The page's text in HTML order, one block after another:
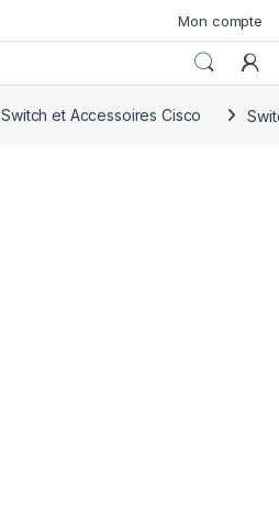
Mon compte
Switch et Accessoires Cisco